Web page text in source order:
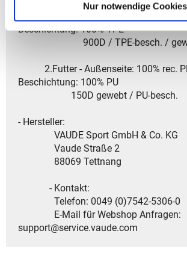
Nur notwendige Cookies
Beschichtung: 100% TPE
900D / TPE-besch. /
2.Futter - Außenseite: 100% rec.
Beschichtung: 100% PU
150D gewebt / PU-besch.
- Hersteller:
VAUDE Sport GmbH & Co. KG
Vaude Straße 2
88069 Tettnang
- Kontakt:
Telefon: 0049 (0)7542-5306-0
E-Mail für Webshop Anfragen:
support@service.vaude.com